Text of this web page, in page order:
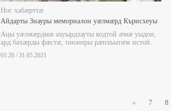
Ног хабæрттæ
Айдарты Знауры мемориалон уæлмæрд Кърисхеуы
Ацы уæлмæрдмæ ахуырдзауты кодтой æмæ уыдон,
ард бахæрды фæстæ, пионеры рæнхъытæм истой.
01:20 / 31.05.2021
« 7 8